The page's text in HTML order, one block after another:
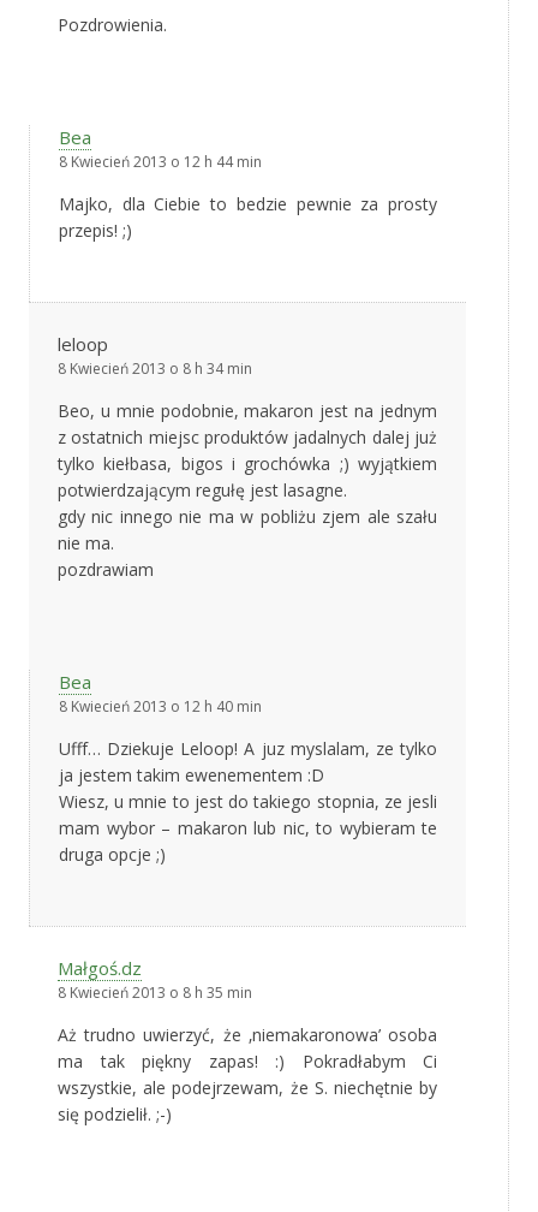
Pozdrowienia.
Bea
8 Kwiecień 2013 o 12 h 44 min
Majko, dla Ciebie to bedzie pewnie za prosty
przepis! ;)
leloop
8 Kwiecień 2013 o 8 h 34 min
Beo, u mnie podobnie, makaron jest na jednym
z ostatnich miejsc produktów jadalnych dalej już
tylko kiełbasa, bigos i grochówka ;) wyjątkiem
potwierdzającym regułę jest lasagne.
gdy nic innego nie ma w pobliżu zjem ale szału
nie ma.
pozdrawiam
Bea
8 Kwiecień 2013 o 12 h 40 min
Ufff… Dziekuje Leloop! A juz myslalam, ze tylko
ja jestem takim ewenementem :D
Wiesz, u mnie to jest do takiego stopnia, ze jesli
mam wybor – makaron lub nic, to wybieram te
druga opcje ;)
Małgoś.dz
8 Kwiecień 2013 o 8 h 35 min
Aż trudno uwierzyć, że ‚niemakaronowa’ osoba
ma tak piękny zapas! :) Pokradłabym Ci
wszystkie, ale podejrzewam, że S. niechętnie by
się podzielił. ;-)